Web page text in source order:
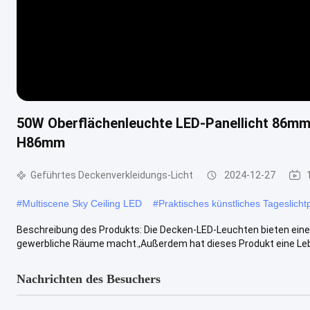
50W Oberflächenleuchte LED-Panellicht
H86mm
Geführtes Deckenverkleidungs-Licht 2024-12-27
#Multiscene Sky Ceiling LED #Praktisches künstliches
Beschreibung des Produkts: Die Decken-LED-Leuchten bieten
gewerbliche Räume macht.,Außerdem hat dieses Produkt eine
Nachrichten des Besuchers